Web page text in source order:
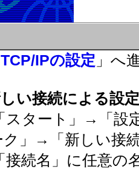
IPの設定 」へ
い接続による設定
スタート」→「設
ク」→「新しい接
接続名」に任意の